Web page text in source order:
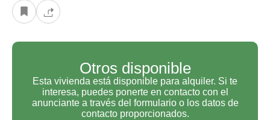
Otros disponible
Esta vivienda está disponible para alquiler. Si te
interesa, puedes ponerte en contacto con el
anunciante a través del formulario o los datos de
contacto proporcionados.